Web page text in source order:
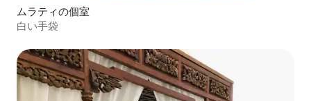
ムラティの個室
白い手袋